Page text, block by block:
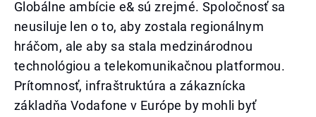
Globálne ambície e& sú zrejmé. Spoločnosť sa
neusiluje len o to, aby zostala regionálnym
hráčom, ale aby sa stala medzinárodnou
technológiou a telekomunikačnou platformou.
Prítomnosť, infraštruktúra a zákaznícka
základňa Vodafone v Európe by mohli byť